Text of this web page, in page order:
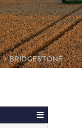
BRIDGESTONE